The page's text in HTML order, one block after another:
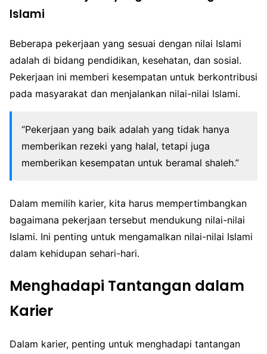
Islami
Beberapa pekerjaan yang sesuai dengan nilai Islami
adalah di bidang pendidikan, kesehatan, dan sosial.
Pekerjaan ini memberi kesempatan untuk berkontribusi
pada masyarakat dan menjalankan nilai-nilai Islami.
“Pekerjaan yang baik adalah yang tidak hanya
memberikan rezeki yang halal, tetapi juga
memberikan kesempatan untuk beramal shaleh.”
Dalam memilih karier, kita harus mempertimbangkan
bagaimana pekerjaan tersebut mendukung nilai-nilai
Islami. Ini penting untuk mengamalkan nilai-nilai Islami
dalam kehidupan sehari-hari.
Menghadapi Tantangan dalam
Karier
Dalam karier, penting untuk menghadapi tantangan